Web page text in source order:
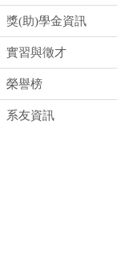
獎(助)學金資訊
實習與徵才
榮譽榜
系友資訊